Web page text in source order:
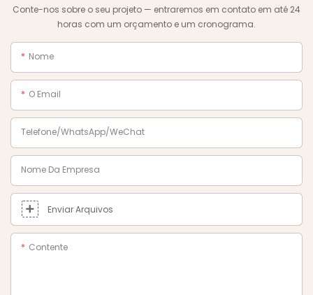
Conte-nos sobre o seu projeto — entraremos em contato em até 24
horas com um orçamento e um cronograma.
Nome
O Email
Telefone/WhatsApp/WeChat
Nome Da Empresa
Enviar Arquivos
Contente